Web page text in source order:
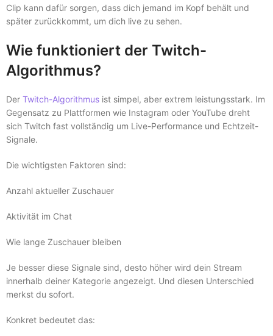
Clip kann dafür sorgen, dass dich jemand im Kopf behält und
später zurückkommt, um dich live zu sehen.
Wie funktioniert der Twitch-
Algorithmus?
Der Twitch-Algorithmus ist simpel, aber extrem leistungsstark. Im
Gegensatz zu Plattformen wie Instagram oder YouTube dreht
sich Twitch fast vollständig um Live-Performance und Echtzeit-
Signale.
Die wichtigsten Faktoren sind:
Anzahl aktueller Zuschauer
Aktivität im Chat
Wie lange Zuschauer bleiben
Je besser diese Signale sind, desto höher wird dein Stream
innerhalb deiner Kategorie angezeigt. Und diesen Unterschied
merkst du sofort.
Konkret bedeutet das: